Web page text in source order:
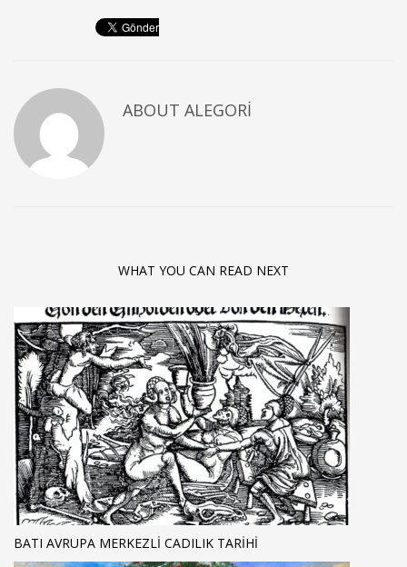
ABOUT ALEGORI
WHAT YOU CAN READ NEXT
BATI AVRUPA MERKEZLI CADILIK TARIHI